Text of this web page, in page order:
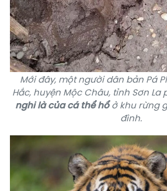
Mới đây, một người dân bản Pá
Hắc, huyện Mộc Châu, tỉnh Sơn La
nghi là của cá thể hổở khu rừng
đình.